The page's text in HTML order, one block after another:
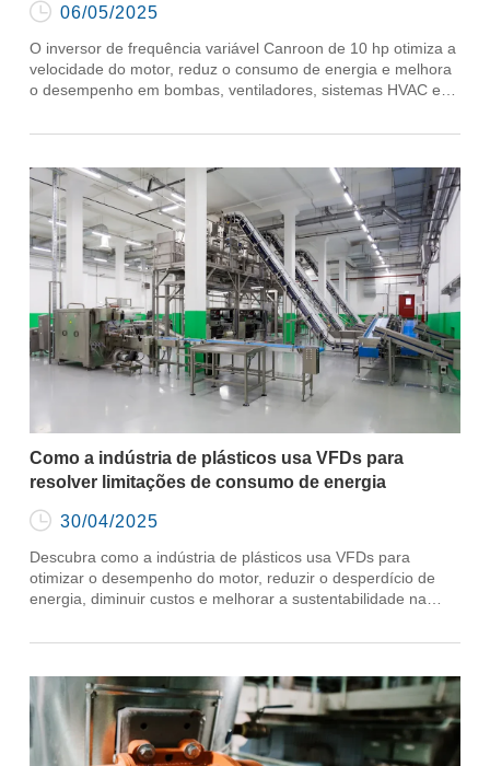
 06/05/2025
O inversor de frequência variável Canroon de 10 hp otimiza a
velocidade do motor, reduz o consumo de energia e melhora
o desempenho em bombas, ventiladores, sistemas HVAC e
Como a indústria de plásticos usa VFDs para
resolver limitações de consumo de energia
 30/04/2025
Descubra como a indústria de plásticos usa VFDs para
otimizar o desempenho do motor, reduzir o desperdício de
energia, diminuir custos e melhorar a sustentabilidade na